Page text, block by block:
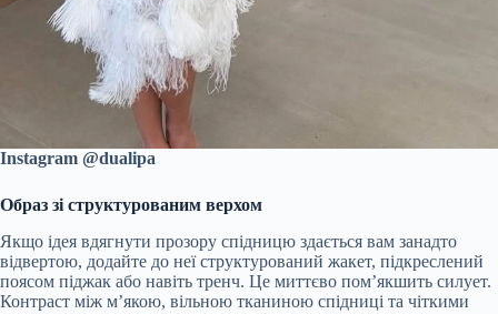
Instagram @dualipa
Образ зі структурованим верхом
Якщо ідея вдягнути прозору спідницю здається вам занадто
відвертою, додайте до неї структурований жакет, підкреслений
поясом піджак або навіть тренч. Це миттєво пом’якшить силует.
Контраст між м’якою, вільною тканиною спідниці та чіткими